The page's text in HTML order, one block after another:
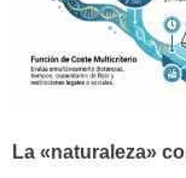
La «naturaleza»